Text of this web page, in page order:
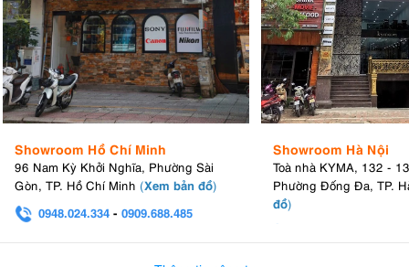
Showroom Hồ Chí Minh
96 Nam Kỳ Khởi Nghĩa, Phường Sài
Gòn, TP. Hồ Chí Minh (Xem bản đồ)
0948.024.334 - 0909.688.485
Showroom Hà Nội
Toà nhà KYMA, 132 -
Phường Đống Đa, TP.
đồ)